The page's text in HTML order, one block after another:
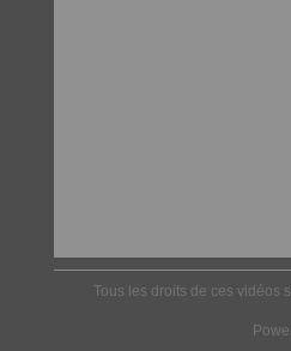
Tous les droits de ces vidéos